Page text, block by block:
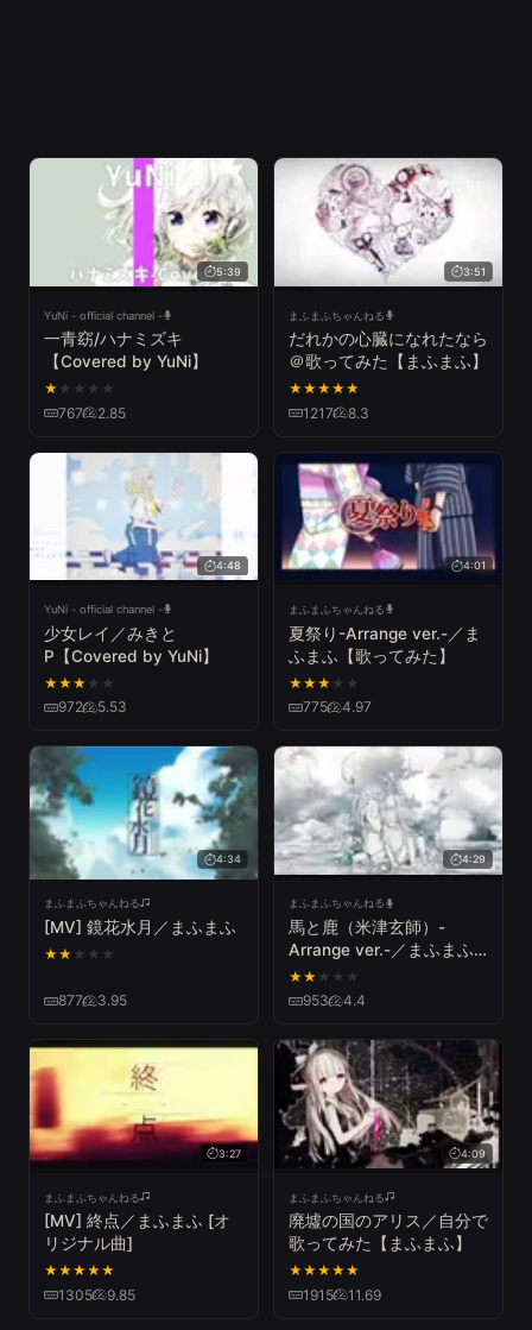
5:39
YuNi - official channel -
一青窈/ハナミズキ
【Covered by YuNi】
★ ★ ★ ★ ★
767 2.85
3:51
まふまふちゃんねる
だれかの心臓になれたなら
＠歌ってみた【まふまふ】
★★★★★
1217 8.3
4:48
YuNi - official channel -
少女レイ／みきと
P【Covered by YuNi】
★★★ ★ ★
972 5.53
4:01
まふまふちゃんねる
夏祭り-Arrange ver.-／ま
ふまふ【歌ってみた】
★★★ ★ ★
775 4.97
4:34
まふまふちゃんねる
[MV] 鏡花水月／まふまふ
★★ ★ ★ ★
877 3.95
4:29
まふまふちゃんねる
馬と鹿（米津玄師）-
Arrange ver.-／まふまふ
(cover)
★★ ★ ★ ★
953 4.4
3:27
まふまふちゃんねる
[MV] 終点／まふまふ [オ
リジナル曲]
★★★★★
1305 9.85
4:09
まふまふちゃんねる
廃墟の国のアリス／自分で
歌ってみた【まふまふ】
★★★★★
1915 11.69